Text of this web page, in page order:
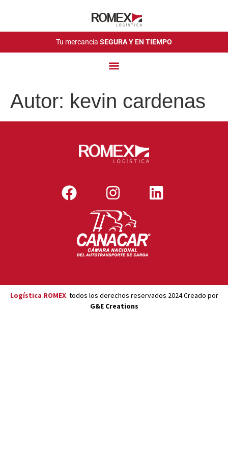
Tu mercancía SEGURA Y EN TIEMPO
Autor: kevin cardenas
Logística ROMEX. todos los derechos reservados 2024.Creado por
G&E Creations